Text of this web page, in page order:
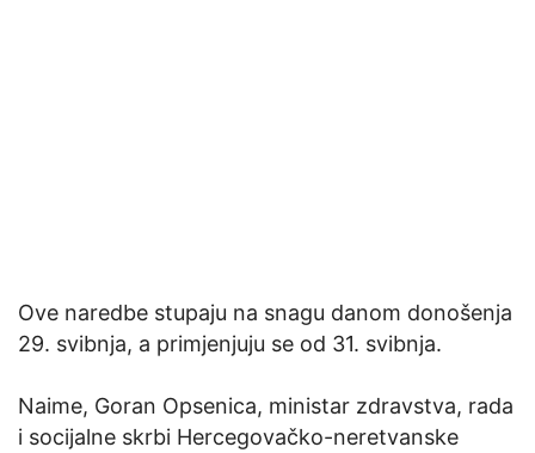
Ove naredbe stupaju na snagu danom donošenja
29. svibnja, a primjenjuju se od 31. svibnja.
Naime, Goran Opsenica, ministar zdravstva, rada
i socijalne skrbi Hercegovačko-neretvanske